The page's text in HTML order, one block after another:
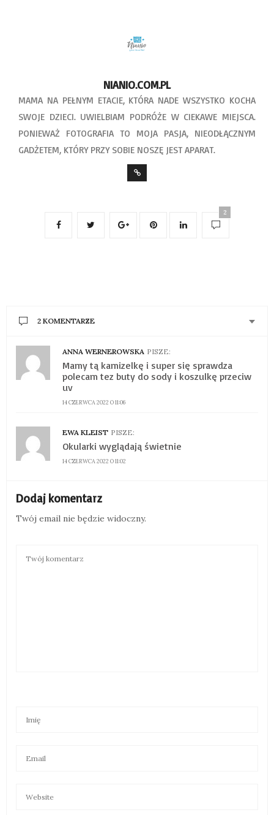
NIANIO.COM.PL
MAMA NA PEŁNYM ETACIE, KTÓRA NADE WSZYSTKO KOCHA
SWOJE DZIECI. UWIELBIAM PODRÓŻE W CIEKAWE MIEJSCA.
PONIEWAŻ FOTOGRAFIA TO MOJA PASJA, NIEODŁĄCZNYM
GADŻETEM, KTÓRY PRZY SOBIE NOSZĘ JEST APARAT.
2
2 KOMENTARZE
ANNA WERNEROWSKA PISZE:
14 CZERWCA 2022 O 11:06
Mamy tą kamizelkę i super się sprawdza
polecam tez buty do sody i koszulkę przeciw
uv
EWA KLEIST PISZE:
14 CZERWCA 2022 O 11:02
Okularki wyglądają świetnie
Dodaj komentarz
Twój email nie będzie widoczny.